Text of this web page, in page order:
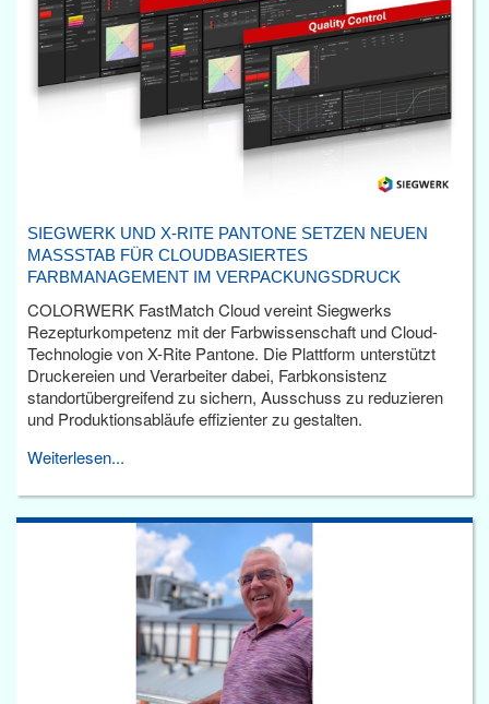
SIEGWERK UND X-RITE PANTONE SETZEN NEUEN
MASSSTAB FÜR CLOUDBASIERTES F
ARBMANAGEMENT IM VERPACKUNGSDRUCK
COLORWERK FastMatch Cloud vereint Siegwerks
Rezepturkompetenz mit der Farbwissenschaft und Cloud-
Technologie von X-Rite Pantone. Die Plattform unterstützt
Druckereien und Verarbeiter dabei, Farbkonsistenz
standortübergreifend zu sichern, Ausschuss zu reduzieren
und Produktionsabläufe effizienter zu gestalten.
Weiterlesen...